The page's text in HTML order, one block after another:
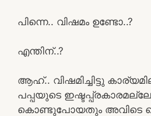
പിന്നെ.. വിഷമം ഉണ്ടോ..?
എന്തിന്..?
ആഹ്.. വിഷമിച്ചിട്ടു
പപ്പയുടെ
കൊണ്ടുപോയതും അവിടെ